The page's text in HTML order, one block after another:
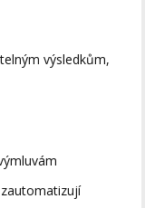
výsledkům,